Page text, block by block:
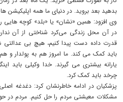
بدهید بعد بروید. در دنیای ما همه اپلیکیشن ها
وی افزود: همین «نشان» یا «بلد» کوچه
در آن محل زندگی می‌کرد شناختی از آن
قدرت داده دست پیدا کنیم، هیچ بی
باید کمک می کند. ما امروز هم به پولدار و
یارانه بیشتری می گیرند. خدا وکیلی باید
چرخد باید کمک کرد.
پزشکیان در ادامه خاطرنشان کرد: دغدغه